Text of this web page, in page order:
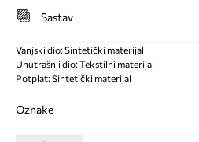
Sastav
Vanjski dio: Sintetički materijal
Unutrašnji dio: Tekstilni materijal
Potplat: Sintetički materijal
Oznake